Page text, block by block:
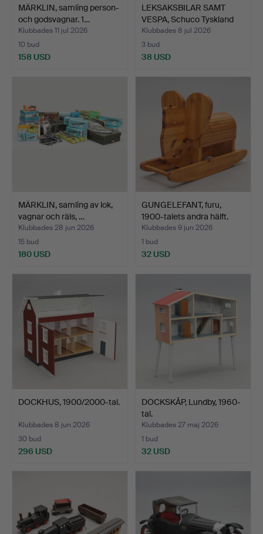
MÄRKLIN, samling person-
och godsvagnar. 1…
Klubbades 11 jul 2026
10 bud
158 USD
LEKSAKSBILAR SAMT
VESPA, Schuco Tyskland
U…
Klubbades 8 jul 2026
3 bud
38 USD
MÄRKLIN, samling av lok,
vagnar och räls, …
Klubbades 28 jun 2026
15 bud
180 USD
GUNGELEFANT, furu,
1900-talets andra hälft.
Klubbades 9 jun 2026
1 bud
32 USD
DOCKHUS, 1900/2000-tal.
Klubbades 8 jun 2026
30 bud
296 USD
DOCKSKÅP, Lundby, 1960-
tal.
Klubbades 27 maj 2026
1 bud
32 USD